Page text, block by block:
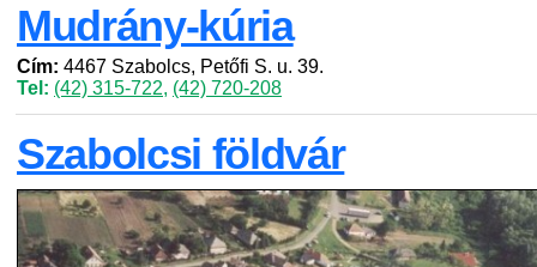
Mudrány-kúria
Cím: 4467 Szabolcs, Petőfi S. u. 39.
Tel: (42) 315-722, (42) 720-208
Szabolcsi földvár